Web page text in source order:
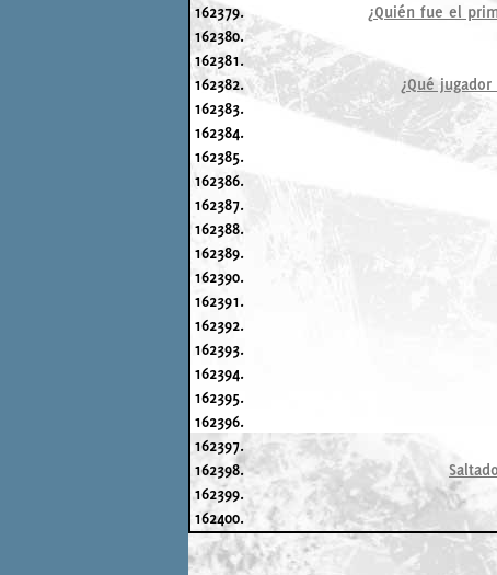
162379.
¿Quién fue el
162380.
162381.
162382.
¿Qué
162383.
162384.
162385.
162386.
162387.
162388.
162389.
162390.
162391.
162392.
162393.
162394.
162395.
162396.
162397.
162398.
162399.
162400.